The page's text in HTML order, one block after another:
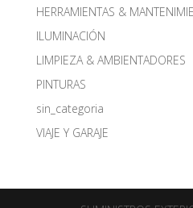
HERRAMIENTAS &
ILUMINACIÓN
LIMPIEZA & AMBIENTADORES
PINTURAS
sin_categoria
VIAJE Y GARAJE